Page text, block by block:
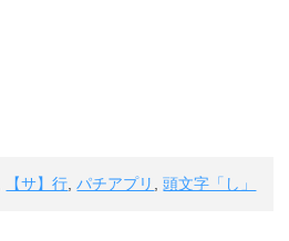
【サ】行 ,パチアプリ ,頭文字「し」